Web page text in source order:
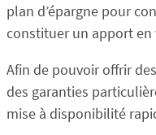
plan d’épargne pour
constituer un apport en
Afin de pouvoir offrir
des garanties
mise à disponibilité